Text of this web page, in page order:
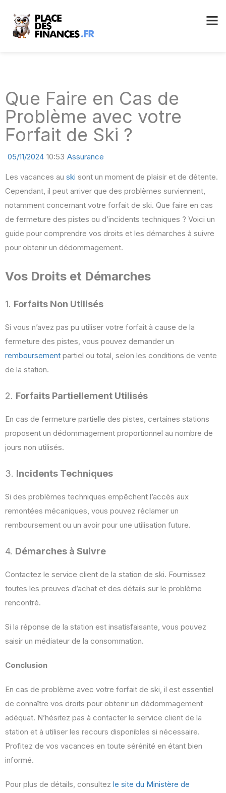
Que Faire en Cas de
Problème avec votre
Forfait de Ski ?
05/11/2024 10:53 Assurance
Les vacances au ski sont un moment de plaisir et de détente.
Cependant, il peut arriver que des problèmes surviennent,
notamment concernant votre forfait de ski. Que faire en cas
de fermeture des pistes ou d’incidents techniques ? Voici un
guide pour comprendre vos droits et les démarches à suivre
pour obtenir un dédommagement.
Vos Droits et Démarches
1. Forfaits Non Utilisés
Si vous n’avez pas pu utiliser votre forfait à cause de la
fermeture des pistes, vous pouvez demander un
remboursement partiel ou total, selon les conditions de vente
de la station.
2. Forfaits Partiellement Utilisés
En cas de fermeture partielle des pistes, certaines stations
proposent un dédommagement proportionnel au nombre de
jours non utilisés.
3. Incidents Techniques
Si des problèmes techniques empêchent l’accès aux
remontées mécaniques, vous pouvez réclamer un
remboursement ou un avoir pour une utilisation future.
4. Démarches à Suivre
Contactez le service client de la station de ski. Fournissez
toutes les preuves d’achat et des détails sur le problème
rencontré.
Si la réponse de la station est insatisfaisante, vous pouvez
saisir un médiateur de la consommation.
Conclusion
En cas de problème avec votre forfait de ski, il est essentiel
de connaître vos droits pour obtenir un dédommagement
adéquat. N’hésitez pas à contacter le service client de la
station et à utiliser les recours disponibles si nécessaire.
Profitez de vos vacances en toute sérénité en étant bien
informé.
Pour plus de détails, consultez le site du Ministère de